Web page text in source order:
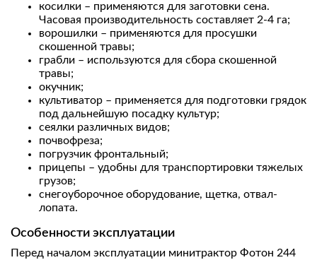
косилки – применяются для заготовки сена.
Часовая производительность составляет 2-4 га;
ворошилки – применяются для просушки
скошенной травы;
грабли – используются для сбора скошенной
травы;
окучник;
культиватор – применяется для подготовки грядок
под дальнейшую посадку культур;
сеялки различных видов;
почвофреза;
погрузчик фронтальный;
прицепы – удобны для транспортировки тяжелых
грузов;
снегоуборочное оборудование, щетка, отвал-
лопата.
Особенности эксплуатации
Перед началом эксплуатации минитрактор Фотон 244